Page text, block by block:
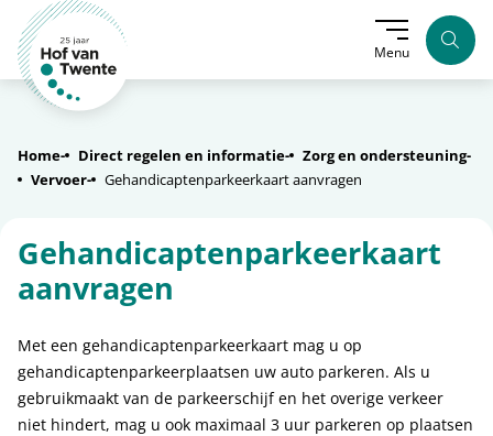
Menu
Home Direct regelen en informatie
Zorg en ondersteuning
Vervoer
Gehandicaptenparkeerkaart aanvragen
Gehandicaptenparkeerkaart
aanvragen
Met een gehandicaptenparkeerkaart mag u op
gehandicaptenparkeerplaatsen uw auto parkeren. Als u
gebruikmaakt van de parkeerschijf en het overige verkeer
niet hindert, mag u ook maximaal 3 uur parkeren op plaatsen